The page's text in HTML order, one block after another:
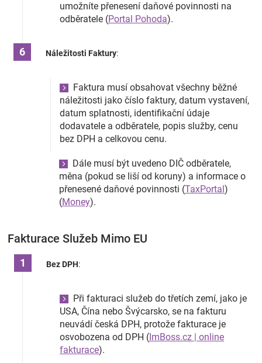
umožníte přenesení daňové povinnosti na
odběratele​ (Portal Pohoda)​.
Náležitosti Faktury:
Faktura musí obsahovat všechny běžné
náležitosti jako číslo faktury, datum vystavení,
datum splatnosti, identifikační údaje
dodavatele a odběratele, popis služby, cenu
bez DPH a celkovou cenu.
Dále musí být uvedeno DIČ odběratele,
měna (pokud se liší od koruny) a informace o
přenesené daňové povinnosti​ (TaxPortal )
(Money)​.
Fakturace Služeb Mimo EU
Bez DPH:
Při fakturaci služeb do třetích zemí, jako je
USA, Čína nebo Švýcarsko, se na fakturu
neuvádí česká DPH, protože fakturace je
osvobozena od DPH​ ( ImBoss.cz | online
fakturace)​.